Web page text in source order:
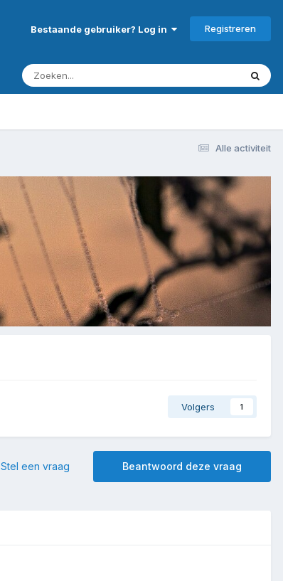
Bestaande gebruiker? Log in Registreren
Alle activiteit
Volgers 1
Beantwoord deze vraag
Stel een vraag